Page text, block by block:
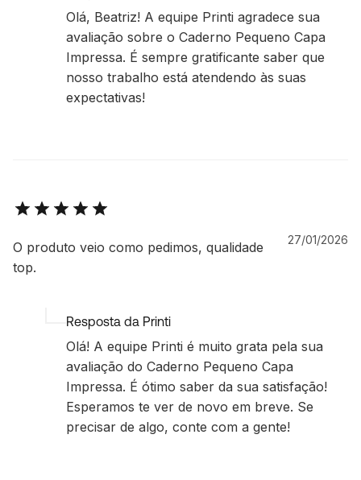
Olá, Beatriz! A equipe Printi agradece sua
avaliação sobre o Caderno Pequeno Capa
Impressa. É sempre gratificante saber que
nosso trabalho está atendendo às suas
expectativas!
O produto veio como pedimos, qualidade
top.
27/01/2026
Resposta da Printi
Olá! A equipe Printi é muito grata pela sua
avaliação do Caderno Pequeno Capa
Impressa. É ótimo saber da sua satisfação!
Esperamos te ver de novo em breve. Se
precisar de algo, conte com a gente!